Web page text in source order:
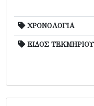
ΧΡΟΝΟΛΟΓΙΑ
ΕΙΔΟΣ ΤΕΚΜΗΡΙΟΥ